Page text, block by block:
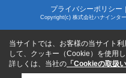
プライバシーポリシー
Copyright(c) 株式会社ハナインタ
当サイトでは、お客様の当サイト
して、クッキー（Cookie）を使用し
詳しくは、当社の 「Cookieの取扱